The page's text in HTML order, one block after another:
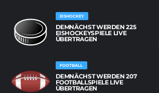
EISHOCKEY
DEMNÄCHST WERDEN 225
EISHOCKEYSPIELE LIVE
ÜBERTRAGEN
FOOTBALL
DEMNÄCHST WERDEN 207
FOOTBALLSPIELE LIVE
ÜBERTRAGEN